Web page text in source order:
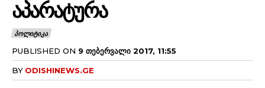
ᲐᲞᲐᲠᲐᲢᲣᲠᲐ
ᲞᲝᲚᲘᲢᲘᲙᲐ
PUBLISHED ON 9 ᲗᲔᲑᲔᲠᲕᲐᲚᲘ 2017, 11:55
BY ODISHINEWS.GE